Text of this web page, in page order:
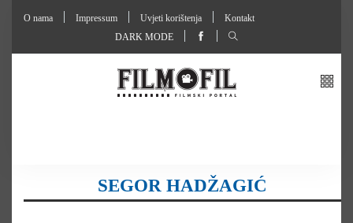
O nama Impressum Uvjeti korištenja
Kontakt
DARK MODE
SEGOR HADŽAGIĆ